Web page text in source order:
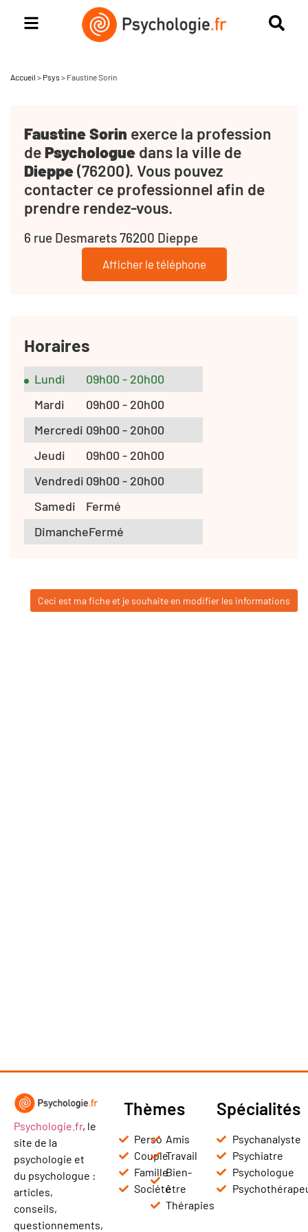
Accueil > Psys > Faustine Sorin
Faustine Sorin exerce la profession
dePsychologue dans la ville de
Dieppe(76200). Vous pouvez
contacter ce professionnel afin de
prendre rendez-vous.
6 rue Desmarets 76200 Dieppe
Afficher le téléphone
Horaires
Lundi
09h00 - 20h00
Mardi
09h00 - 20h00
Mercredi 09h00 - 20h00
Jeudi
09h00 - 20h00
Vendredi 09h00 - 20h00
Samedi
Fermé
DimancheFermé
Ceci est ma fiche et je souhaite en modifier les informations
Psychologie.fr, le
site de la
psychologie et
du psychologue :
articles,
conseils,
questionnements,
Thèmes
Perso
Couple
Famille
Société
Amis
Travail
Bien-
être
Thérapies
Spécialités
Psychanalyste
Psychiatre
Psychologue